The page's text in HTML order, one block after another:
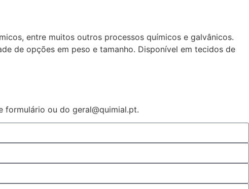
entre muitos outros processos químicos e galvânicos.
de opções em peso e tamanho. Disponível em tecidos de
formulário ou do geral@quimial.pt.